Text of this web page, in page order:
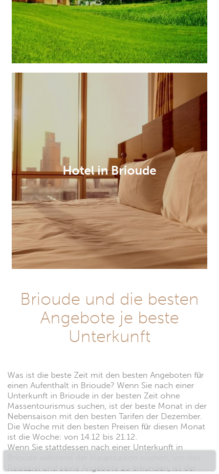
Hotel in Brioude
Brioude und die besten
Angebote je beste
Unterkunft
Was ist die beste Zeit mit den besten Angeboten für
einen Aufenthalt in Brioude? Wenn Sie nach einer
Unterkunft in Brioude in der besten Zeit ohne
Massentourismus suchen, ist der beste Monat in der
Nebensaison mit den besten Tarifen der Dezember.
Die Woche mit den besten Preisen für diesen Monat
ist die Woche: von 14.12 bis 21.12.
Wenn Sie stattdessen nach einer Unterkunft in
Reiseziel und seine Angebote zu erkunden, ist der